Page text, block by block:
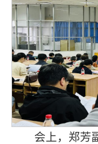
会上，郑芳